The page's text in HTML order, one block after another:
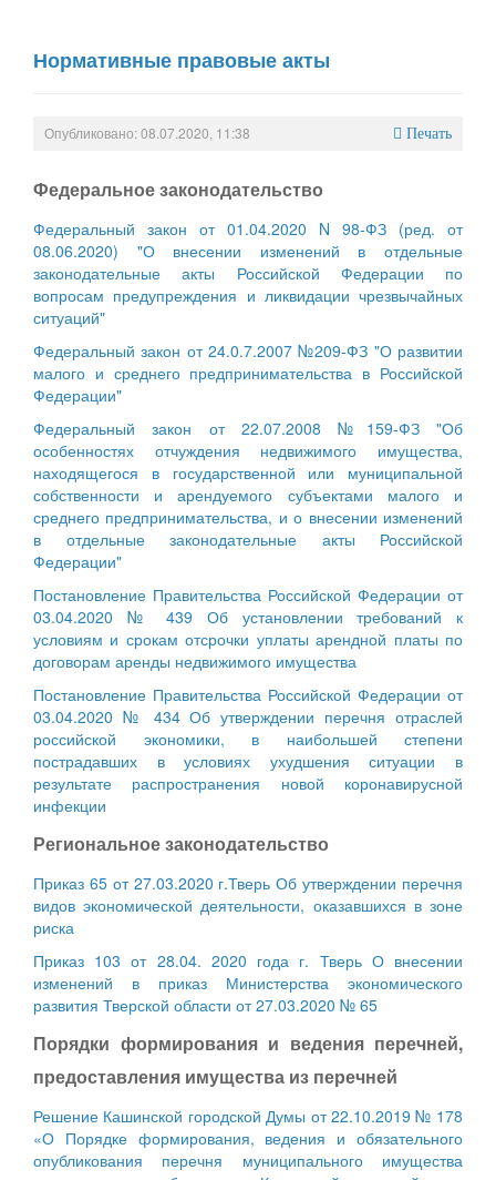
Нормативные правовые акты
Опубликовано: 08.07.2020, 11:38 Печать
Федеральное законодательство
Федеральный закон от 01.04.2020 N 98-ФЗ (ред. от
08.06.2020) "О внесении изменений в отдельные
законодательные акты Российской Федерации по
вопросам предупреждения и ликвидации чрезвычайных
ситуаций"
Федеральный закон от 24.0.7.2007 №209-ФЗ "О развитии
малого и среднего предпринимательства в Российской
Федерации"
Федеральный закон от 22.07.2008 №159-ФЗ "Об
особенностях отчуждения недвижимого имущества,
находящегося в государственной или муниципальной
собственности и арендуемого субъектами малого и
среднего предпринимательства, и о внесении изменений
в отдельные законодательные акты Российской
Федерации"
Постановление Правительства Российской Федерации от
03.04.2020 № 439 Об установлении требований к
условиям и срокам отсрочки уплаты арендной платы по
договорам аренды недвижимого имущества
Постановление Правительства Российской Федерации от
03.04.2020 № 434 Об утверждении перечня отраслей
российской экономики, в наибольшей степени
пострадавших в условиях ухудшения ситуации в
результате распространения новой коронавирусной
инфекции
Региональное законодательство
Приказ 65 от 27.03.2020 г.Тверь Об утверждении перечня
видов экономической деятельности, оказавшихся в зоне
риска
Приказ 103 от 28.04. 2020 года г. Тверь О внесении
изменений в приказ Министерства экономического
развития Тверской области от 27.03.2020 № 65
Порядки формирования и ведения перечней,
предоставления имущества из перечней
Решение Кашинской городской Думы от 22.10.2019 № 178
«О Порядке формирования, ведения и обязательного
опубликования перечня муниципального имущества